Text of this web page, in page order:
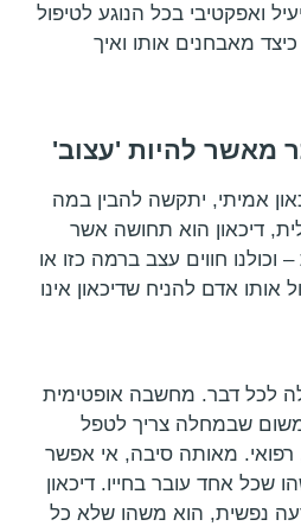
ואפקטיבי בכל הנוגע לטיפול
מאבחנים אותו ואיך
מאשר להיות 'עצוב'
אמיתי, יתקשה להבין במה
דיכאון הוא תחושה אשר
חווים עצב ברמה כזו או
אדם להניח שדיכאון אינו
לכל דבר. מחשבה אופטימית
משום שבמחלה צריך לטפל
מאותה סיבה, אי אפשר
שכל אחד עובר בחייו. דיכאון
נפשית, הוא משהו שלא כל